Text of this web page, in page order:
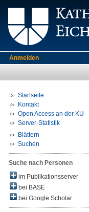
Anmelden
Startseite
Kontakt
Open Access an der KU
Server-Statistik
Blättern
Suchen
Suche nach Personen
im Publikationsserver
bei BASE
bei Google Scholar